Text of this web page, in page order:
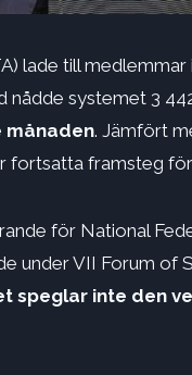
lade till medlemmar
nådde systemet 3
månaden. Jämfört
fortsatta framsteg
för National
under VII Forum of
speglar inte den